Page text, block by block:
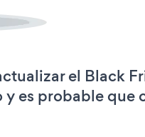
el Black
es probable que